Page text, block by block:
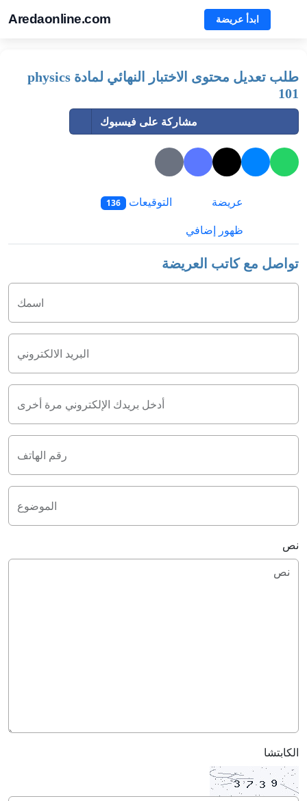
Aredaonline.com ابدأ عريضة
طلب تعديل محتوى الاختبار النهائي لمادة physics
101
مشاركة على فيسبوك
عريضة التوقيعات 136
ظهور إضافي
تواصل مع كاتب العريضة
اسمك
البريد الالكتروني
أدخل بريدك الإلكتروني مرة أخرى
رقم الهاتف
الموضوع
نص
الكابتشا